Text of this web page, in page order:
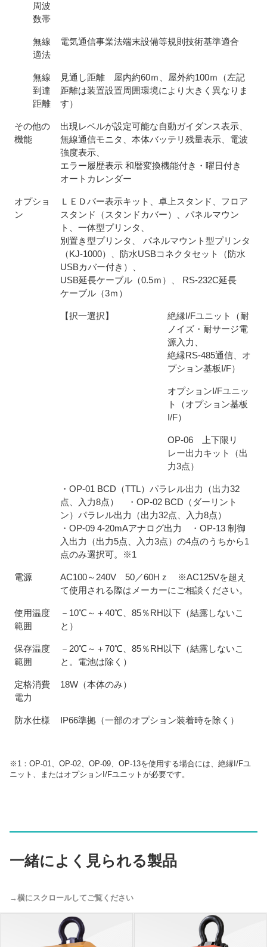
周波
数帯
無線
適法
電気通信事業法端末設備等規則技術基準適合
無線
到達
距離
見通し距離 屋内約60ｍ、屋外約100ｍ（左記
距離は装置設置周囲環境により大きく異なりま
す）
その他の
機能
出現レベルが設定可能な自動ガイダンス表示、
無線通信モニタ、本体バッテリ残量表示、電波
強度表示、
エラー履歴表示 和暦変換機能付き・曜日付き
オートカレンダー
オプショ
ン
ＬＥＤバー表示キット、卓上スタンド、フロア
スタンド（スタンドカバー）、パネルマウン
ト、一体型プリンタ、
別置き型プリンタ、 パネルマウント型プリンタ
（KJ-1000）、防水USBコネクタセット（防水
USBカバー付き）、
USB延長ケーブル（0.5ｍ）、 RS-232C延長
ケーブル（3ｍ）
【択一選択】
絶縁I/Fユニット（耐
ノイズ・耐サージ電
源入力、
絶縁RS-485通信、オ
プション基板I/F）
オプションI/Fユニッ
ト（オプション基板
I/F）
OP-06 上下限リ
レー出力キット（出
力3点）
・OP-01 BCD（TTL）パラレル出力（出力32
点、入力8点） ・OP-02 BCD（ダーリント
ン）パラレル出力（出力32点、入力8点）
・OP-09 4-20mAアナログ出力 ・OP-13 制御
入出力（出力5点、入力3点）の4点のうちから1
点のみ選択可。※1
電源
AC100～240V 50／60Hｚ ※AC125Vを超え
て使用される際はメーカーにご相談ください。
使用温度
範囲
－10℃～＋40℃、85％RH以下（結露しないこ
と）
保存温度
範囲
－20℃～＋70℃、85％RH以下（結露しないこ
と。電池は除く）
定格消費
電力
18W（本体のみ）
防水仕様 IP66準拠（一部のオプション装着時を除く）
※1：OP-01、OP-02、OP-09、OP-13を使用する場合には、絶縁I/Fユ
ニット、またはオプションI/Fユニットが必要です。
一緒によく見られる製品